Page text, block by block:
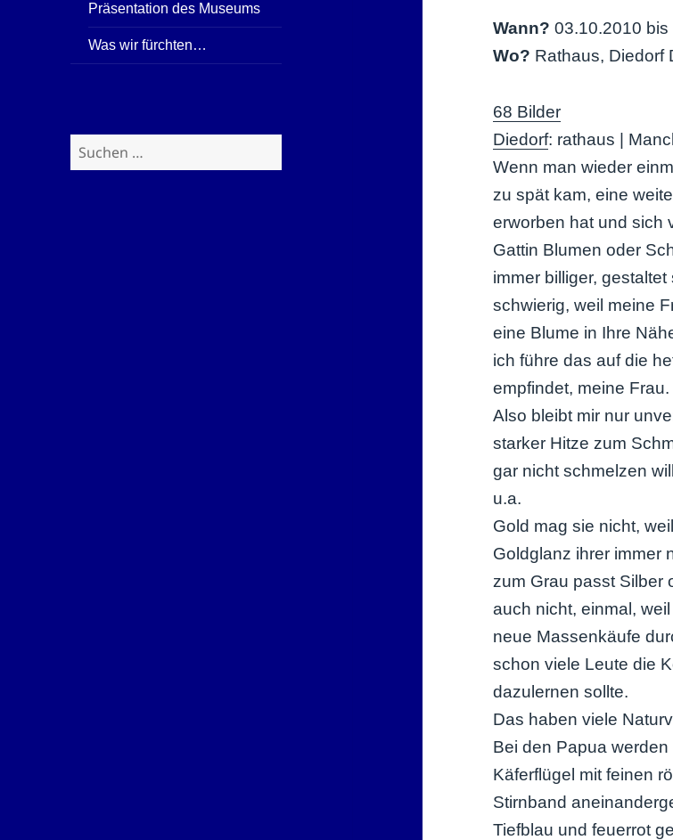
Präsentation des Museums
Was wir fürchten…
Suchen
Wann? 03.10.2010
Wo? Rathaus, Diedorf
68 Bilder
Diedorf: rathaus |
Wenn man wieder
zu spät kam, eine
erworben hat und sich
Gattin Blumen oder
immer billiger,
schwierig, weil meine
eine Blume in Ihre
ich führe das auf die
empfindet, meine Frau.
Also bleibt mir nur
starker Hitze zum
gar nicht schmelzen
u.a.
Gold mag sie nicht,
Goldglanz ihrer immer
zum Grau passt Silber
auch nicht, einmal,
neue Massenkäufe
schon viele Leute die
dazulernen sollte.
Das haben viele
Bei den Papua
Käferflügel mit feinen
Stirnband
Tiefblau und feuerrot